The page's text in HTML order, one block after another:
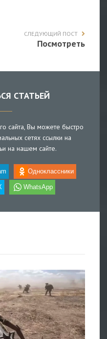
СЛЕДУЮЩИЙ ПОСТ
Посмотреть
СТАТЬЕЙ
сайта, Вы можете быстро
сетях ссылки на
на нашем сайте.
Одноклассники
WhatsApp